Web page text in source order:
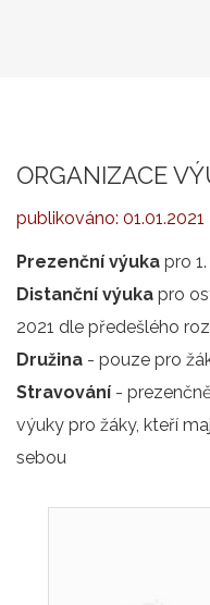
ORGANIZACE
publikováno: 01.01.2021
Prezenční výuka pro
Distanční výuka pro
2021 dle předešlého
Družina - pouze pro
Stravování -
výuky pro žáky, kteří
sebou